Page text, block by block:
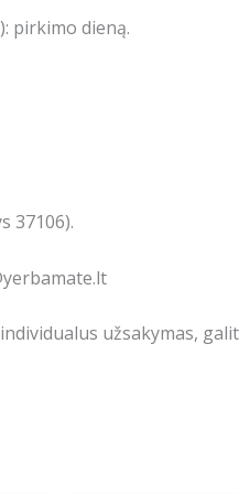
pirkimo dieną.
37106).
užsakymas,